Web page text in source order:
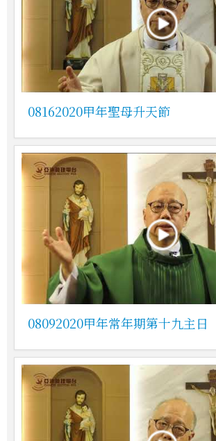
08162020甲年聖母升天節
08092020甲年常年期第十九主日